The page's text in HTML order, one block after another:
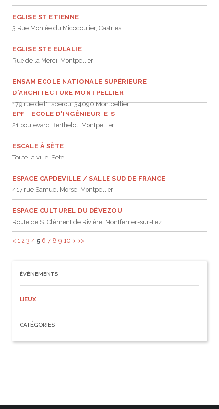
Atelier de chant
Formation professionnelle
Centre d’examens
Inscriptions et tarifs
Tandem linguistique
Formation des enseignants
Section Internationale Allemand
AbiBac
Point info
Volontariat écologique
Opportunités
Petites annonces
Parcourir les annonces
Rédiger une annonce
Brieffreunde@correspondants
Classe@Klasse
Inscription pour les classes françaises
Anmeldung für deutsche Klassen
Inscription à notre newsletter
Actualités
Maison de Montpellier
Plan d’accès
Réseaux franco-allemands en LR
Réseau d’affaires
Liens utiles
99Ballons
EGLISE ST ETIENNE
3 Rue Montée du Micocoulier, Castries
EGLISE STE EULALIE
Rue de la Merci, Montpellier
ENSAM ECOLE NATIONALE SUPÉRIEURE
D'ARCHITECTURE MONTPELLIER
179 rue de l'Esperou, 34090 Montpellier
EPF - ECOLE D'INGÉNIEUR-E-S
21 boulevard Berthelot, Montpellier
ESCALE À SÈTE
Toute la ville, Sète
ESPACE CAPDEVILLE / SALLE SUD DE FRANCE
417 rue Samuel Morse, Montpellier
ESPACE CULTUREL DU DÉVEZOU
Route de St Clément de Rivière, Montferrier-sur-Lez
< 1 2 3 4 5 6 7 8 9 10 > >>
ÉVÉNEMENTS
LIEUX
CATÉGORIES